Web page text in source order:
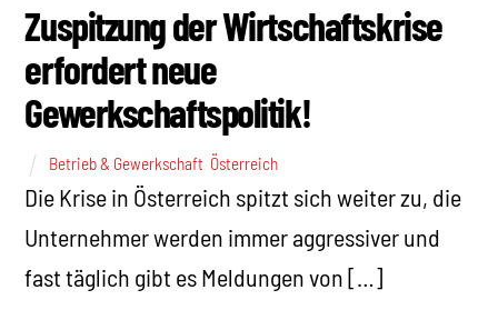
Zuspitzung der Wirtschaftskrise
erfordert neue
Gewerkschaftspolitik!
Betrieb & Gewerkschaft Österreich
Die Krise in Österreich spitzt sich weiter zu, die
Unternehmer werden immer aggressiver und
fast täglich gibt es Meldungen von […]